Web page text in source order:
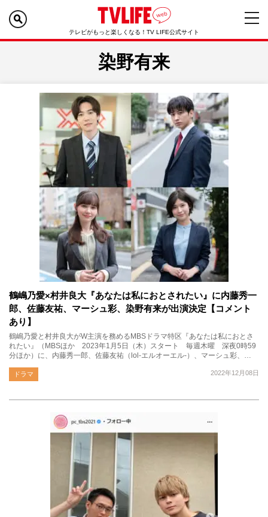
テレビがもっと楽しくなる！TV LIFE公式サイト
染野有来
鶴嶋乃愛×村井良大『あなたは私におとされたい』に内藤秀一
郎、佐藤友祐、マーシュ彩、染野有来が出演決定【コメント
あり】
鶴嶋乃愛と村井良大がW主演を務めるMBSドラマ特区『あなたは私におとさ
れたい』（MBSほか 2023年1月5日（木）スタート 毎週木曜 深夜0時59
分ほか）に、内藤秀一郎、佐藤友祐（lol-エルオーエル-）、マーシュ彩、…
2022年12月08日
ドラマ